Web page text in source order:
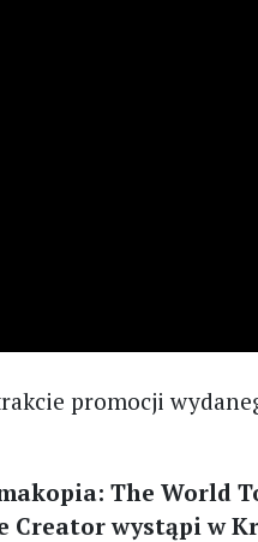
promocji
The World
Creator wystąpi w